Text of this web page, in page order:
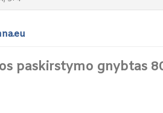
paskirstymo gnybtas